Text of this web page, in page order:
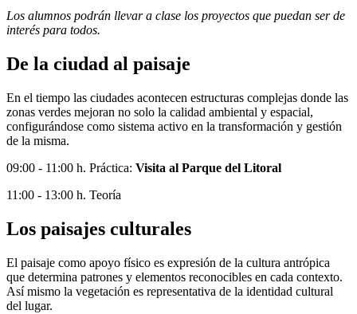
Los alumnos podrán llevar a clase los proyectos que puedan ser de
interés para todos.
De la ciudad al paisaje
En el tiempo las ciudades acontecen estructuras complejas donde las
zonas verdes mejoran no solo la calidad ambiental y espacial,
configurándose como sistema activo en la transformación y gestión
de la misma.
09:00 - 11:00 h. Práctica: Visita al Parque del Litoral
11:00 - 13:00 h. Teoría
Los paisajes culturales
El paisaje como apoyo físico es expresión de la cultura antrópica
que determina patrones y elementos reconocibles en cada contexto.
Así mismo la vegetación es representativa de la identidad cultural
del lugar.